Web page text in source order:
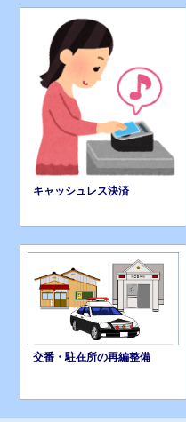
キャッシュレス決済
交番・駐在所の再編整備